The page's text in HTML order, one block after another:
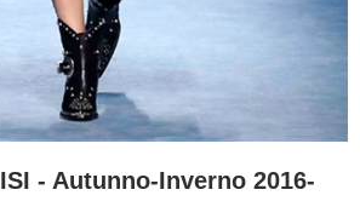
- Autunno-Inverno 2016-